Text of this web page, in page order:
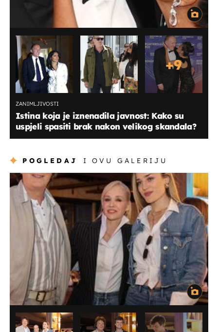
+9
ZANIMLJIVOSTI
Istina koja je iznenadila javnost: Kako su
uspjeli spasiti brak nakon velikog skandala?
POGLEDAJ I OVU GALERIJU